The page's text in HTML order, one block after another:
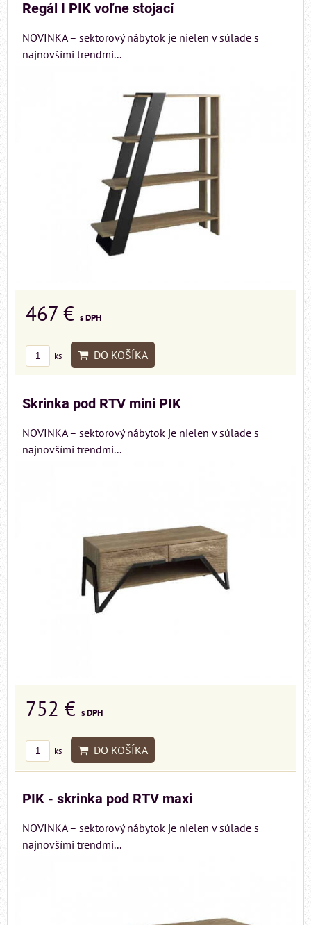
Regál I PIK voľne stojací
NOVINKA – sektorový nábytok je nielen v súlade s
najnovšími trendmi...
467 € s DPH
ks DO KOŠÍKA
Skrinka pod RTV mini PIK
NOVINKA – sektorový nábytok je nielen v súlade s
najnovšími trendmi...
752 € s DPH
ks DO KOŠÍKA
PIK - skrinka pod RTV maxi
NOVINKA – sektorový nábytok je nielen v súlade s
najnovšími trendmi...